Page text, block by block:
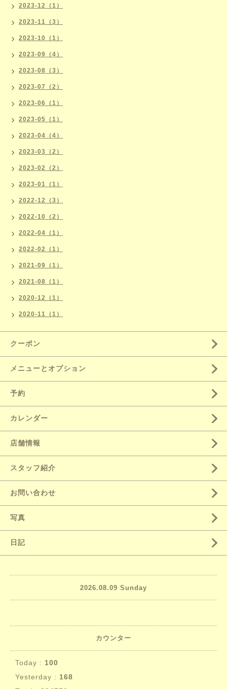
2023-12（1）
2023-11（3）
2023-10（1）
2023-09（4）
2023-08（3）
2023-07（2）
2023-06（1）
2023-05（1）
2023-04（4）
2023-03（2）
2023-02（2）
2023-01（1）
2022-12（3）
2022-10（2）
2022-04（1）
2022-02（1）
2021-09（1）
2021-08（1）
2020-12（1）
2020-11（1）
クーポン
メニューとオプション
予約
カレンダー
店舗情報
スタッフ紹介
お問い合わせ
写真
日記
2026.08.09 Sunday
カウンター
Today : 100
Yesterday : 168